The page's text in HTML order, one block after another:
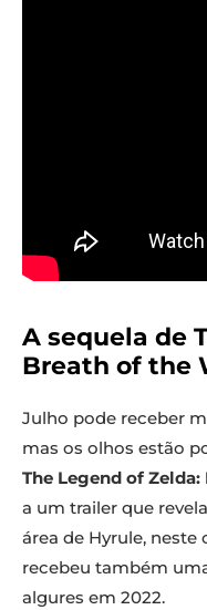
A sequela de
Breath of the
Julho pode receber
mas os olhos estão
The Legend of
a um trailer que
área de Hyrule, neste
recebeu também
algures em 2022.